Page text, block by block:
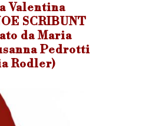
Valentina
SCRIBUNT
da Maria
Pedrotti
Rodler)